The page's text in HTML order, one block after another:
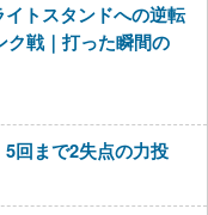
イトスタンドへの逆転
ク戦｜打った瞬間の
5回まで2失点の力投